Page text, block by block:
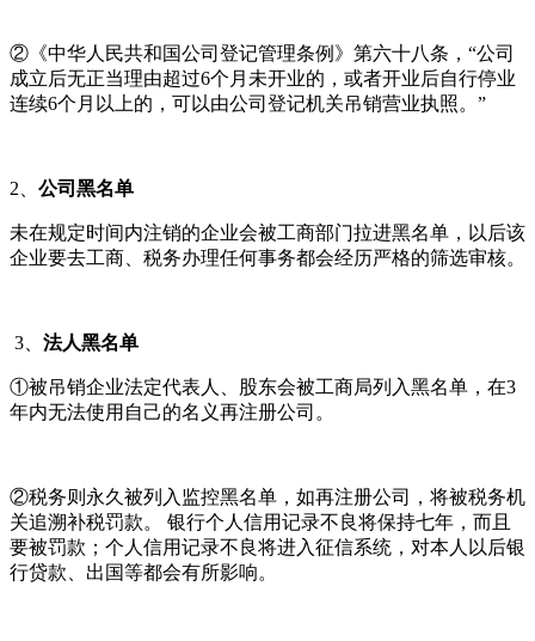
②《中华人民共和国公司登记管理条例》第六十八条，“公司
成立后无正当理由超过6个月未开业的，或者开业后自行停业
连续6个月以上的，可以由公司登记机关吊销营业执照。”
2、 公司黑名单
未在规定时间内注销的企业会被工商部门拉进黑名单，以后该
企业要去工商、税务办理任何事务都会经历严格的筛选审核。
3、 法人黑名单
①被吊销企业法定代表人、股东会被工商局列入黑名单，在3
年内无法使用自己的名义再注册公司。
②税务则永久被列入监控黑名单，如再注册公司，将被税务机
关追溯补税罚款。 银行个人信用记录不良将保持七年，而且
要被罚款；个人信用记录不良将进入征信系统，对本人以后银
行贷款、出国等都会有所影响。